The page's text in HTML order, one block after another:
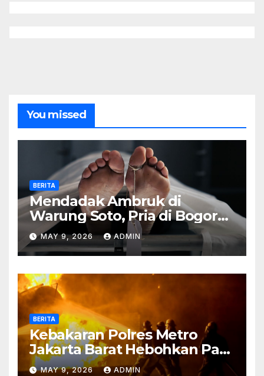
You missed
BERITA
Mendadak Ambruk di
Warung Soto, Pria di Bogor
Meninggal Sebelum Makan
MAY 9, 2026 ADMIN
BERITA
Kebakaran Polres Metro
Jakarta Barat Hebohkan Pagi
Hari, Ini Fakta Terbarunya
MAY 9, 2026 ADMIN